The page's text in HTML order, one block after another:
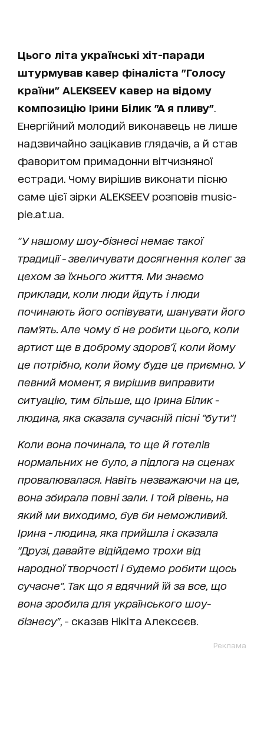
Цього літа українські хіт-паради
штурмував кавер фіналіста "Голосу
країни" ALEKSEEV кавер на відому
композицію Ірини Білик "А я пливу"
Енергійний молодий виконавець не лише
надзвичайно зацікавив глядачів, а й став
фаворитом примадонни вітчизняної
естради. Чому вирішив виконати пісню
саме цієї зірки ALEKSEEV розповів music-
pie.at.ua.
"У нашому шоу-бізнесі немає такої
традиції - звеличувати досягнення колег за
цехом за їхнього життя. Ми знаємо
приклади, коли люди йдуть і люди
починають його оспівувати, шанувати його
пам'ять. Але чому б не робити цього, коли
артист ще в доброму здоров'ї, коли йому
це потрібно, коли йому буде це приємно. У
певний момент, я вирішив виправити
ситуацію, тим більше, що Ірина Білик -
людина, яка сказала сучасній пісні "бути"!
Коли вона починала, то ще й готелів
нормальних не було, а підлога на сценах
провалювалася. Навіть незважаючи на це,
вона збирала повні зали. І той рівень, на
який ми виходимо, був би неможливий.
Ірина - людина, яка прийшла і сказала
"Друзі, давайте відійдемо трохи від
народної творчості і будемо робити щось
сучасне". Так що я вдячний їй за все, що
вона зробила для українського шоу-
бізнесу", - сказав Нікіта Алексєєв.
Реклама